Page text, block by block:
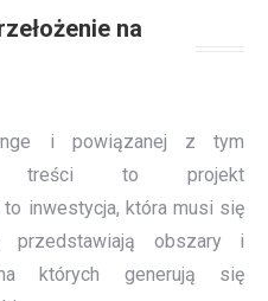
na
i powiązanej z tym
treści to projekt
inwestycja, która musi się
przedstawiają obszary i
których generują się